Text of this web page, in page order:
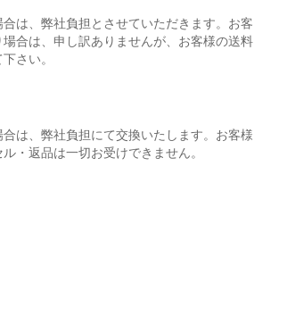
は、弊社負担とさせていただきます。お客
場合は、申し訳ありませんが、お客様の送料
さい。
は、弊社負担にて交換いたします。お客様
・返品は一切お受けできません。